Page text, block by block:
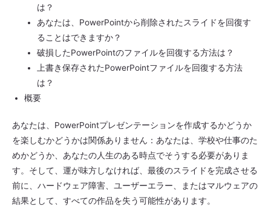
は？
あなたは、PowerPointから削除されたスライドを回復す
ることはできますか？
破損したPowerPointのファイルを回復する方法は？
上書き保存されたPowerPointファイルを回復する方法
は？
概要
あなたは、PowerPointプレゼンテーションを作成するかどうか
を楽しむかどうかは関係ありません：あなたは、学校や仕事のた
めかどうか、あなたの人生のある時点でそうする必要がありま
す。そして、運が味方しなければ、最後のスライドを完成させる
前に、ハードウェア障害、ユーザーエラー、またはマルウェアの
結果として、すべての作品を失う可能性があります。